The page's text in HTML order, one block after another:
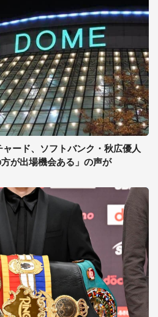
ード、ソフトバンク・秋広優人
が出場機会ある」の声が